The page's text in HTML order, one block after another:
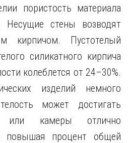
пористость материала
Несущие стены возводят
кирпичом. Пустотелый
силикатного кирпича
колеблется от 24–30%.
изделий немного
может достигать
или камеры отлично
повышая процент общей